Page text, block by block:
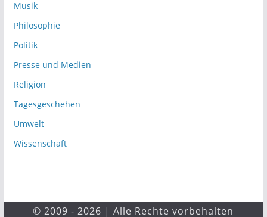
Musik
Philosophie
Politik
Presse und Medien
Religion
Tagesgeschehen
Umwelt
Wissenschaft
© 2009 - 2026 | Alle Rechte vorbehalten